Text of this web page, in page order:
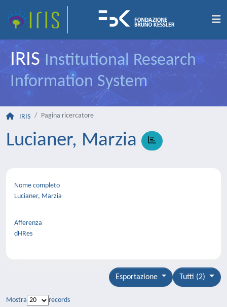
IRIS Institutional Research
Information System
IRIS Pagina ricercatore
Lucianer, Marzia
Nome completo
Lucianer, Marzia
Afferenza
dHRes
Tutti (2)
Esportazione
Mostra
records